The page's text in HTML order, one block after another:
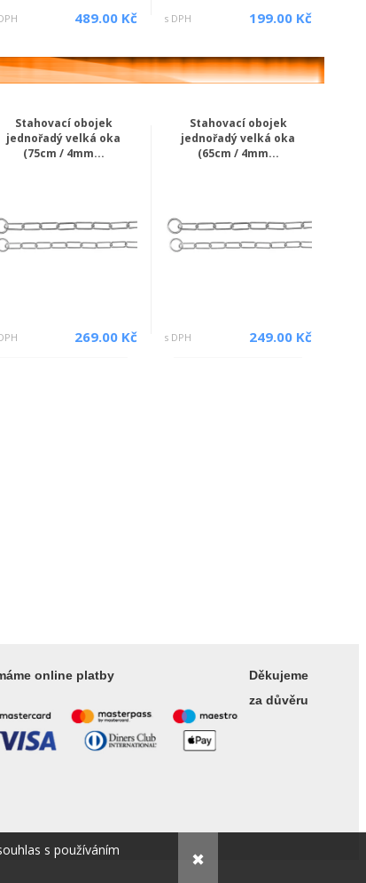
489.00 Kč s DPH 199.00 Kč
Stahovací obojek
jednořadý velká oka
(75cm / 4mm...
269.00 Kč
Stahovací obojek
jednořadý velká oka
(65cm / 4mm...
s DPH 249.00 Kč
online platby
Děkujeme
za důvěru
s používáním
✖